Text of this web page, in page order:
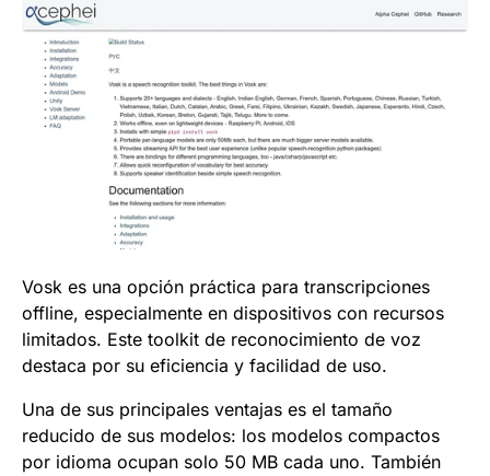
Vosk es una opción práctica para transcripciones
offline, especialmente en dispositivos con recursos
limitados. Este toolkit de reconocimiento de voz
destaca por su eficiencia y facilidad de uso.
Una de sus principales ventajas es el tamaño
reducido de sus modelos: los modelos compactos
por idioma ocupan solo 50 MB cada uno. También